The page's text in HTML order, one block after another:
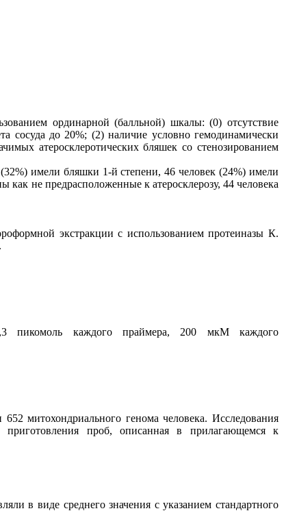
ординарной (балльной) шкалы: (0) отсутствие
сосуда до 20%; (2) наличие условно гемодинамически
атеросклеротических бляшек со стенозированием
имели бляшки 1-й степени, 46 человек (24%) имели
не предрасположенные к атеросклерозу, 44 человека
экстракции с использованием протеиназы К.
каждого праймера, 200 мкМ каждого
митохондриального генома человека. Исследования
приготовления проб, описанная в прилагающемся к
в виде среднего значения с указанием стандартного